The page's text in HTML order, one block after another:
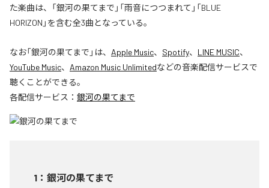
た楽曲は、「銀河の果てまで」「雨音につつまれて」「BLUE
HORIZON」を含む全3曲となっている。
なお「銀河の果てまで 」は、 Apple Music、 Spotify、 LINE MUSIC、
YouTube Music、 Amazon Music Unlimitedなどの音楽配信サービスで
聴くことができる。
各配信サービス： 銀河の果てまで
1 ： 銀河の果てまで